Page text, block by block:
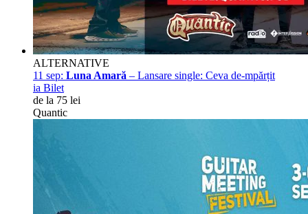
ALTERNATIVE
11 sep: Luna Amară – Lansare single: Ceva de-mpărțit
ia Bilet
de la 75 lei
Quantic